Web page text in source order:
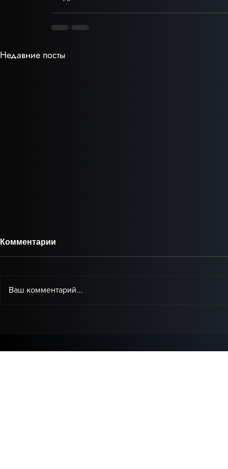
Недавние посты
Комментарии
Ваш комментарий...